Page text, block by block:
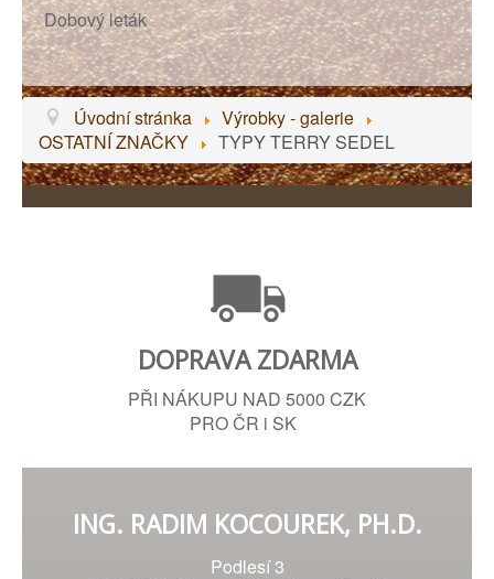
Dobový leták
Úvodní stránka
Výrobky - galerie
OSTATNÍ ZNAČKY
TYPY TERRY SEDEL
DOPRAVA ZDARMA
PŘI NÁKUPU NAD 5000 CZK
PRO ČR i SK
ING. RADIM KOCOUREK, PH.D.
Podlesí 3